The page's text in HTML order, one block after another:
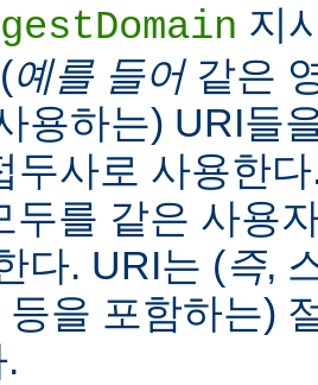
지
예를 들어같은
용하는) URI들
두사로 사용한
두를 같은 사용
다. URI는 (즉,
등을 포함하는)